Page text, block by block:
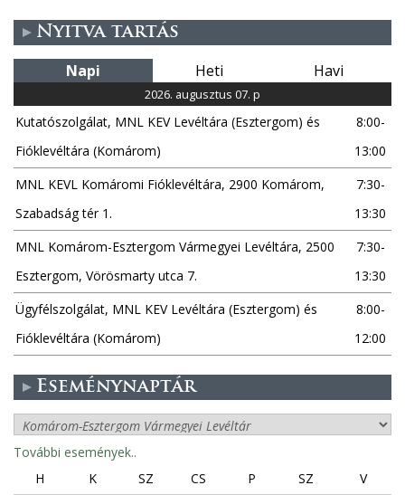
a
l
a
k
Nyitva tartás
Napi Heti Havi
2026. augusztus 07. p
Kutatószolgálat, MNL KEV Levéltára (Esztergom) és
Fióklevéltára (Komárom)
8:00-
13:00
MNL KEVL Komáromi Fióklevéltára, 2900 Komárom,
Szabadság tér 1.
7:30-
13:30
MNL Komárom-Esztergom Vármegyei Levéltára, 2500
Esztergom, Vörösmarty utca 7.
7:30-
13:30
Ügyfélszolgálat, MNL KEV Levéltára (Esztergom) és
Fióklevéltára (Komárom)
8:00-
12:00
Eseménynaptár
További események..
H
K SZ CS P SZ V